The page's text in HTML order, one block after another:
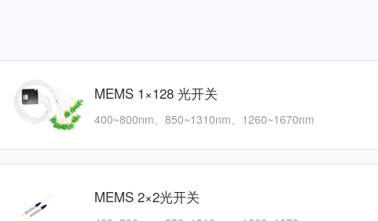
MEMS 1×128 光开关
400~800nm、850~1310nm、1260~1670nm
MEMS 2×2光开关